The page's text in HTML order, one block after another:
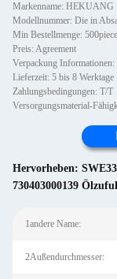
Markenname: HEKUANG
Modellnummer: Die in
Min Bestellmenge:
Preis: Agreement
Verpackung
Lieferzeit: 5 bis 8 Werktage
Zahlungsbedingungen: T/T
Versorgungsmaterial-
Hervorheben:
730403000139
1andere Name:
2Außendurchmesser: